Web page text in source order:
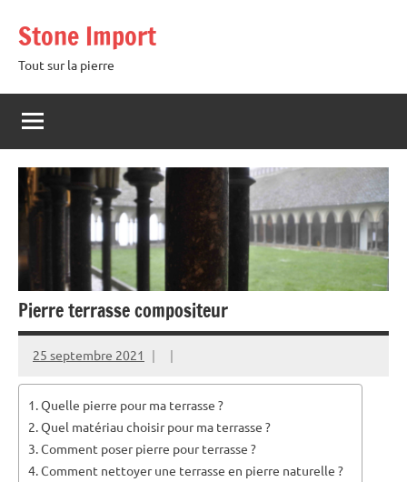
contenu
Stone Import
Tout sur la pierre
Pierre terrasse compositeur
25 septembre 2021
Quelle pierre pour ma terrasse ?
Quel matériau choisir pour ma terrasse ?
Comment poser pierre pour terrasse ?
Comment nettoyer une terrasse en pierre naturelle ?